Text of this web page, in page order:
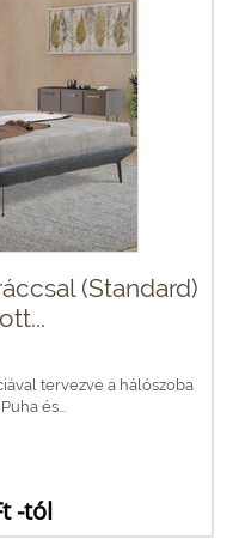
(Standard)
tervezve a hálószoba
és...
-tól